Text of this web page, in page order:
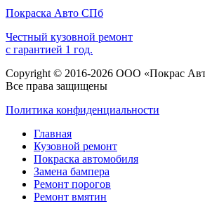
Покраска Авто СПб
Честный кузовной ремонт
с гарантией 1 год.
Copyright © 2016-2026 ООО «Покрас
Все права защищены
Политика конфиденциальности
Главная
Кузовной ремонт
Покраска автомобиля
Замена бампера
Ремонт порогов
Ремонт вмятин